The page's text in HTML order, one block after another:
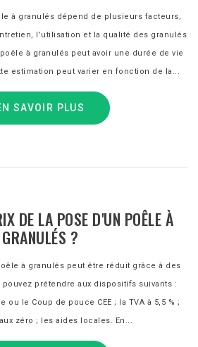
à granulés dépend de plusieurs facteurs,
l’utilisation et la qualité des granulés
à granulés peut avoir une durée de vie
estimation peut varier en fonction de la...
SAVOIR PLUS
DE LA POSE D'UN POÊLE À
GRANULÉS ?
à granulés peut être réduit grâce à des
prétendre aux dispositifs suivants :
ou le Coup de pouce CEE ; la TVA à 5,5 % ;
zéro ; les aides locales. En...